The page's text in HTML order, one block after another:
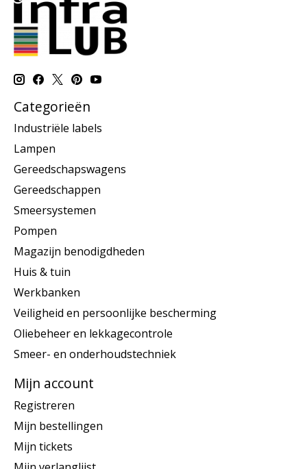
Categorieën
Industriële labels
Lampen
Gereedschapswagens
Gereedschappen
Smeersystemen
Pompen
Magazijn benodigdheden
Huis & tuin
Werkbanken
Veiligheid en persoonlijke bescherming
Oliebeheer en lekkagecontrole
Smeer- en onderhoudstechniek
Mijn account
Registreren
Mijn bestellingen
Mijn tickets